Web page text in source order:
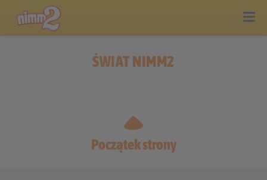
ŚWIAT NIMM2
Początek strony